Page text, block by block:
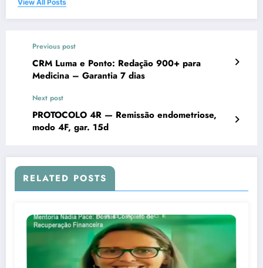
View All Posts
Previous post
CRM Luma e Ponto: Redação 900+ para
Medicina – Garantia 7 dias
Next post
PROTOCOLO 4R — Remissão endometriose,
modo 4F, gar. 15d
RELATED POSTS